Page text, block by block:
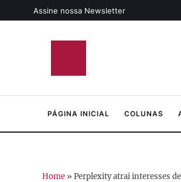
Assine nossa Newsletter
PÁGINA INICIAL COLUNAS
Home » Perplexity atrai interesses